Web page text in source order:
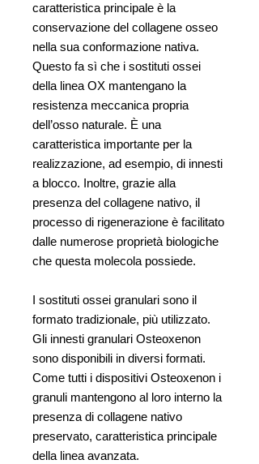
caratteristica principale è la
conservazione del collagene osseo
nella sua conformazione nativa.
Questo fa sì che i sostituti ossei
della linea OX mantengano la
resistenza meccanica propria
dell’osso naturale. È una
caratteristica importante per la
realizzazione, ad esempio, di innesti
a blocco. Inoltre, grazie alla
presenza del collagene nativo, il
processo di rigenerazione è facilitato
dalle numerose proprietà biologiche
che questa molecola possiede.
I sostituti ossei granulari sono il
formato tradizionale, più utilizzato.
Gli innesti granulari Osteoxenon
sono disponibili in diversi formati.
Come tutti i dispositivi Osteoxenon i
granuli mantengono al loro interno la
presenza di collagene nativo
preservato, caratteristica principale
della linea avanzata.